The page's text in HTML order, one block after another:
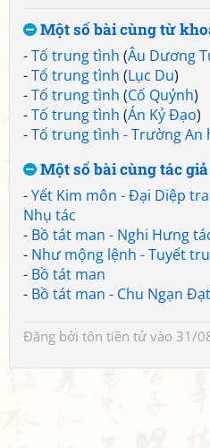
Một số bài cùng từ
-Tố trung tình (Âu Dương
-Tố trung tình (Lục Du)
-Tố trung tình (Cố Quýnh)
-Tố trung tình (Án Kỷ Đạo)
-Tố trung tình - Trường An
Một số bài cùng tác giả
-Yết Kim môn - Đại Diệp
Nhụ tác
- Bồ tát man - Nghi Hưng
- Như mộng lệnh - Tuyết
- Bồ tát man
- Bồ tát man - Chu Ngạn
Đăng bởi tôn tiền tửvào 31/